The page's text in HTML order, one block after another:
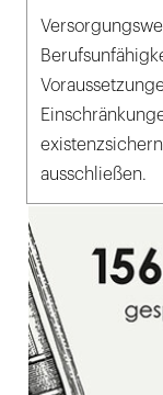
ausschließen.